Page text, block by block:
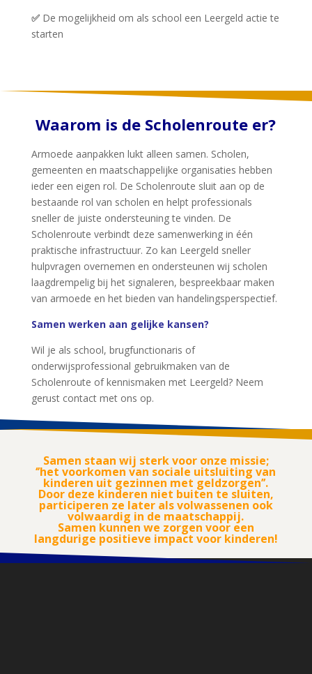
✅De mogelijkheid om als school een Leergeld actie te
starten
Waarom is de Scholenroute er?
Armoede aanpakken lukt alleen samen. Scholen,
gemeenten en maatschappelijke organisaties hebben
ieder een eigen rol. De Scholenroute sluit aan op de
bestaande rol van scholen en helpt professionals
sneller de juiste ondersteuning te vinden. De
Scholenroute verbindt deze samenwerking in één
praktische infrastructuur. Zo kan Leergeld sneller
hulpvragen overnemen en ondersteunen wij scholen
laagdrempelig bij het signaleren, bespreekbaar maken
van armoede en het bieden van handelingsperspectief.
Samen werken aan gelijke kansen?
Wil je als school, brugfunctionaris of
onderwijsprofessional gebruikmaken van de
Scholenroute of kennismaken met Leergeld? Neem
gerust contact met ons op.
Samen staan wij sterk voor onze missie;
‘’het voorkomen van sociale uitsluiting van
kinderen uit gezinnen met geldzorgen’’.
Door deze kinderen niet buiten te sluiten,
participeren ze later als volwassenen ook
volwaardig in de maatschappij.
Samen kunnen we zorgen voor een
langdurige positieve impact voor kinderen!